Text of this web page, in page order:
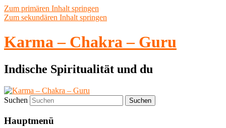
Zum primären Inhalt springen
Zum sekundären Inhalt springen
Karma – Chakra – Guru
Indische Spiritualität und du
Suchen
Hauptmenü